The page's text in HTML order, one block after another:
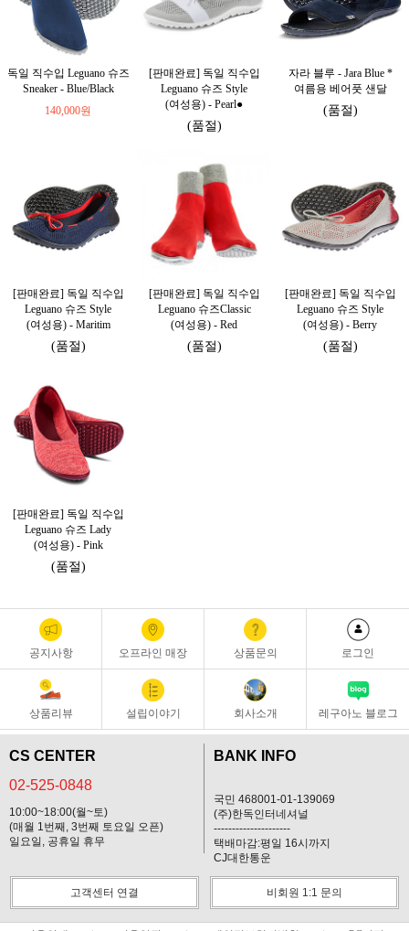
독일 직수입 Leguano 슈즈
Sneaker - Blue/Black
140,000원
[판매완료] 독일 직수입
Leguano 슈즈 Style
(여성용) - Pearl●
(품절)
자라 블루 - Jara Blue *
여름용 베어풋 샌달
(품절)
[판매완료] 독일 직수입
Leguano 슈즈 Style
(여성용) - Maritim
(품절)
[판매완료] 독일 직수입
Leguano 슈즈Classic
(여성용) - Red
(품절)
[판매완료] 독일 직수입
Leguano 슈즈 Style
(여성용) - Berry
(품절)
[판매완료] 독일 직수입
Leguano 슈즈 Lady
(여성용) - Pink
(품절)
공지사항 오프라인 매장 상품문의 로그인
상품리뷰 설립이야기 회사소개 레구아노 블로그
CS CENTER
02-525-0848
10:00~18:00(월~토)
(매월 1번째, 3번째 토요일 오픈)
일요일, 공휴일 휴무
BANK INFO
국민 468001-01-139069
(주)한독인터네셔널
---------------------
택배마감:평일 16시까지
CJ대한통운
고객센터 연결 비회원 1:1 문의